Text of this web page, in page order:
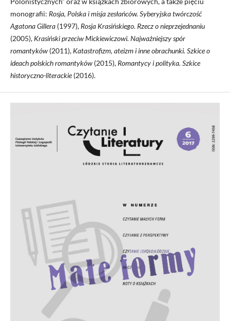
monografii: Rosja, Polska i misja zesłańców. Syberyjskatwórczość
Agatona Gillera (1997), Rosja Krasińskiego. Rzecz o nieprzejednaniu
(2005), Krasiński przeciw Mickiewiczowi. Najważniejszy spór
romantyków (2011), Katastrofizm, ateizm i inne obrachunki. Szkice o
ideach polskich romantyków (2015), Romantycy i polityka. Szkice
historyczno-literackie(2016).